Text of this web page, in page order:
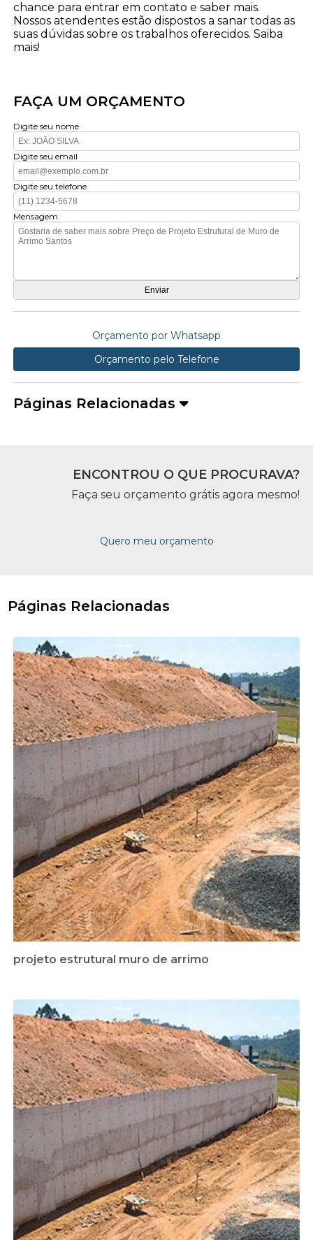
chance para entrar em contato e saber mais.
Nossos atendentes estão dispostos a sanar todas as
suas dúvidas sobre os trabalhos oferecidos. Saiba
mais!
FAÇA UM ORÇAMENTO
Digite seu nome
Digite seu email
Digite seu telefone
Mensagem
Orçamento por Whatsapp
Orçamento pelo Telefone
Páginas Relacionadas
ENCONTROU O QUE PROCURAVA?
Faça seu orçamento grátis agora mesmo!
Quero meu orçamento
Páginas Relacionadas
projeto estrutural muro de arrimo